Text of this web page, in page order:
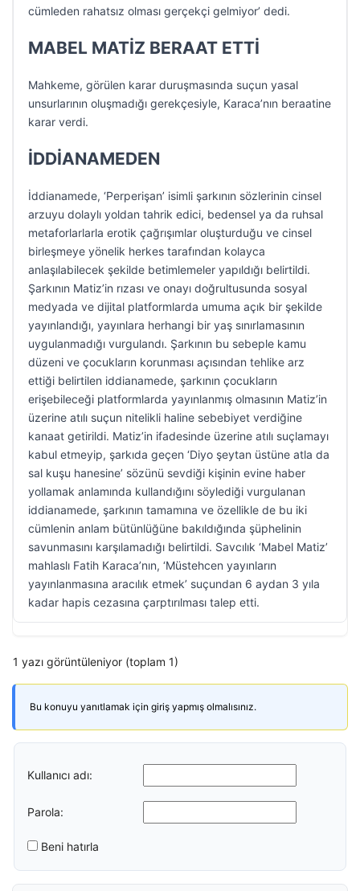
cümleden rahatsız olması gerçekçi gelmiyor’ dedi.
MABEL MATİZ BERAAT ETTİ
Mahkeme, görülen karar duruşmasında suçun yasal
unsurlarının oluşmadığı gerekçesiyle, Karaca’nın beraatine
karar verdi.
İDDİANAMEDEN
İddianamede, ‘Perperişan’ isimli şarkının sözlerinin cinsel
arzuyu dolaylı yoldan tahrik edici, bedensel ya da ruhsal
metaforlarlarla erotik çağrışımlar oluşturduğu ve cinsel
birleşmeye yönelik herkes tarafından kolayca
anlaşılabilecek şekilde betimlemeler yapıldığı belirtildi.
Şarkının Matiz’in rızası ve onayı doğrultusunda sosyal
medyada ve dijital platformlarda umuma açık bir şekilde
yayınlandığı, yayınlara herhangi bir yaş sınırlamasının
uygulanmadığı vurgulandı. Şarkının bu sebeple kamu
düzeni ve çocukların korunması açısından tehlike arz
ettiği belirtilen iddianamede, şarkının çocukların
erişebileceği platformlarda yayınlanmış olmasının Matiz’in
üzerine atılı suçun nitelikli haline sebebiyet verdiğine
kanaat getirildi. Matiz’in ifadesinde üzerine atılı suçlamayı
kabul etmeyip, şarkıda geçen ‘Diyo şeytan üstüne atla da
sal kuşu hanesine’ sözünü sevdiği kişinin evine haber
yollamak anlamında kullandığını söylediği vurgulanan
iddianamede, şarkının tamamına ve özellikle de bu iki
cümlenin anlam bütünlüğüne bakıldığında şüphelinin
savunmasını karşılamadığı belirtildi. Savcılık ‘Mabel Matiz’
mahlaslı Fatih Karaca’nın, ‘Müstehcen yayınların
yayınlanmasına aracılık etmek’ suçundan 6 aydan 3 yıla
kadar hapis cezasına çarptırılması talep etti.
1 yazı görüntüleniyor (toplam 1)
Bu konuyu yanıtlamak için giriş yapmış olmalısınız.
Kullanıcı adı:
Parola:
Beni hatırla